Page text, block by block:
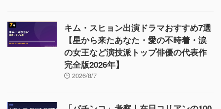
キム・スヒョン出演ドラマおすすめ7選
【星から来たあなた・愛の不時着・涙
の女王など演技派トップ俳優の代表作
完全版2026年】
2026/8/7